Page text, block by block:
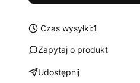
Czas wysyłki:1
Zapytaj o produkt
Udostępnij